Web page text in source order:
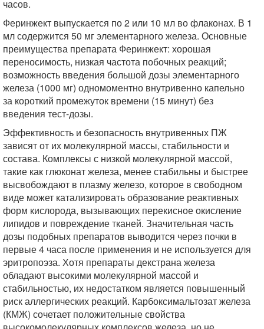
часов.
Феринжект выпускается по 2 или 10 мл во флаконах. В 1
мл содержится 50 мг элементарного железа. Основные
преимущества препарата Феринжект: хорошая
переносимость, низкая частота побочных реакций;
возможность введения большой дозы элементарного
железа (1000 мг) одномоментно внутривенно капельно
за короткий промежуток времени (15 минут) без
введения тест-дозы.
Эффективность и безопасность внутривенных ПЖ
зависят от их молекулярной массы, стабильности и
состава. Комплексы с низкой молекулярной массой,
такие как глюконат железа, менее стабильны и быстрее
высвобождают в плазму железо, которое в свободном
виде может катализировать образование реактивных
форм кислорода, вызывающих перекисное окисление
липидов и повреждение тканей. Значительная часть
дозы подобных препаратов выводится через почки в
первые 4 часа после применения и не используется для
эритропоэза. Хотя препараты декстрана железа
обладают высокими молекулярной массой и
стабильностью, их недостатком является повышенный
риск аллергических реакций. Карбоксимальтозат железа
(КМЖ) сочетает положительные свойства